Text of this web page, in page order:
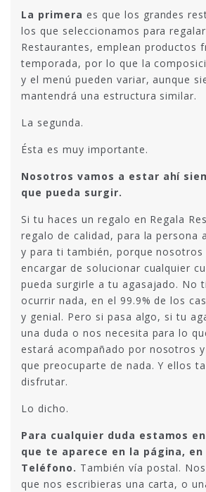
La primera es que los grandes
los que seleccionamos para
Restaurantes, emplean productos
temporada, por lo que la
y el menú pueden variar, aunque
mantendrá una estructura similar.
La segunda.
Ésta es muy importante.
Nosotros vamos a estar ahí
que pueda surgir.
Si tu haces un regalo en Regala
regalo de calidad, para la persona
y para ti también, porque nosotros
encargar de solucionar cualquier
pueda surgirle a tu agasajado. No
ocurrir nada, en el 99.9% de los
y genial. Pero si pasa algo, si tu
una duda o nos necesita para lo
estará acompañado por nosotros
que preocuparte de nada. Y ellos
disfrutar.
Lo dicho.
Para cualquier duda estamos
que te aparece en la página, en
Teléfono. También vía postal.
que nos escribieras una carta, o